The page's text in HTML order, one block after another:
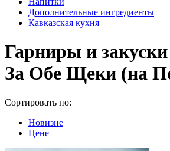
Дополнительные ингредиенты
Кавказская кухня
Гарниры и
За Обе Щеки (на
Сортировать по:
Новизне
Цене